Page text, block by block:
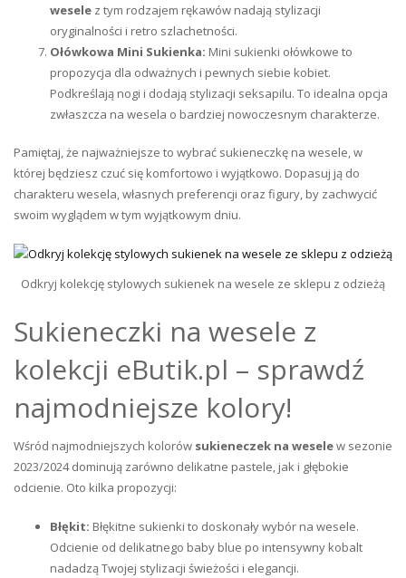
wesele z tym rodzajem rękawów nadają stylizacji
oryginalności i retro szlachetności.
Ołówkowa Mini Sukienka: Mini sukienki ołówkowe to
propozycja dla odważnych i pewnych siebie kobiet.
Podkreślają nogi i dodają stylizacji seksapilu. To idealna opcja
zwłaszcza na wesela o bardziej nowoczesnym charakterze.
Pamiętaj, że najważniejsze to wybrać sukieneczkę na wesele, w
której będziesz czuć się komfortowo i wyjątkowo. Dopasuj ją do
charakteru wesela, własnych preferencji oraz figury, by zachwycić
swoim wyglądem w tym wyjątkowym dniu.
Odkryj kolekcję stylowych sukienek na wesele ze sklepu z odzieżą
Sukieneczki na wesele z
kolekcji eButik.pl – sprawdź
najmodniejsze kolory!
Wśród najmodniejszych kolorów sukieneczek na weselew sezonie
2023/2024 dominują zarówno delikatne pastele, jak i głębokie
odcienie. Oto kilka propozycji:
Błękit: Błękitne sukienki to doskonały wybór na wesele.
Odcienie od delikatnego baby blue po intensywny kobalt
nadadzą Twojej stylizacji świeżości i elegancji.